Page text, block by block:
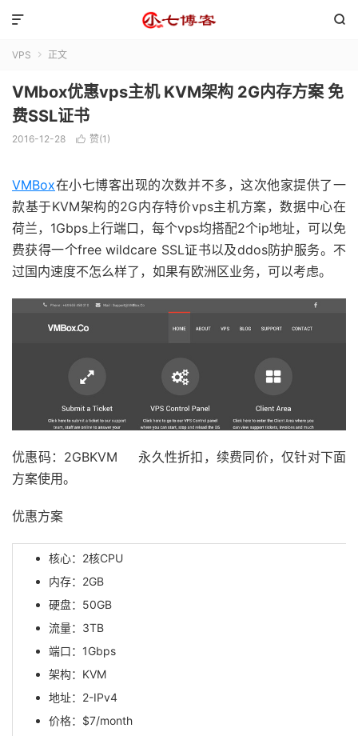


VPS  正文
VMbox优惠vps主机 KVM架构 2G内存方案 免
费SSL证书
2016-12-28  赞(1 )
VMBox在小七博客出现的次数并不多，这次他家提供了一
款基于KVM架构的2G内存特价vps主机方案，数据中心在
荷兰，1Gbps上行端口，每个vps均搭配2个ip地址，可以免
费获得一个free wildcare SSL证书以及ddos防护服务。不
过国内速度不怎么样了，如果有欧洲区业务，可以考虑。
优惠码：2GBKVM 永久性折扣，续费同价，仅针对下面
方案使用。
优惠方案
核心：2核CPU
内存：2GB
硬盘：50GB
流量：3TB
端口：1Gbps
架构：KVM
地址：2-IPv4
价格：$7/month